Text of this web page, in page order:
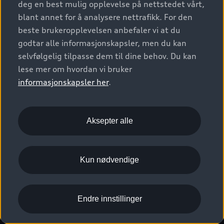
S/RS
Konseptbiler og prototyper
Prislister
Leasing
Bilgarantier
Audi Forsikring
Verkstedtjenester
Functions on demand
Kom i gang med myAudi
Kundeservice
Nyhetsbrev
Presse
Karriere
Bli sertifisert merkeverksted
Autoretur
Åpenhetsloven
© 2026 AUDI NORGE. All Rights Reserved.
Imprint Ansvarserklæring
Personvern
Informasjonskapsler (cookies)
Juridisk informasjon AUDI AG
deg en best mulig opplevelse på nettstedet vårt,
blant annet for å analysere nettrafikk. For den
beste brukeropplevelsen anbefaler vi at du
godtar alle informasjonskapsler, men du kan
selvfølgelig tilpasse dem til dine behov. Du kan
lese mer om hvordan vi bruker
informasjonskapsler her.
Aksepter alle
Kun nødvendige
Endre innstillinger